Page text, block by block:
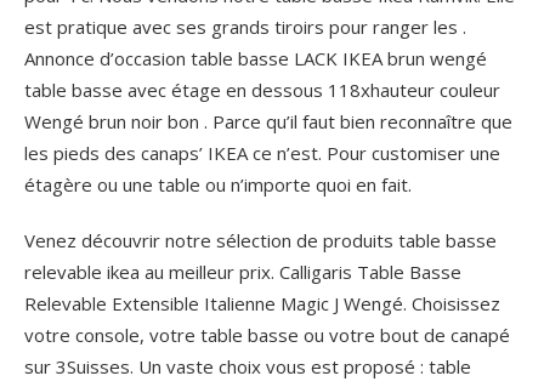
est pratique avec ses grands tiroirs pour ranger les .
Annonce d’occasion table basse LACK IKEA brun wengé
table basse avec étage en dessous 118xhauteur couleur
Wengé brun noir bon . Parce qu’il faut bien reconnaître que
les pieds des canaps’ IKEA ce n’est. Pour customiser une
étagère ou une table ou n’importe quoi en fait.
Venez découvrir notre sélection de produits table basse
relevable ikea au meilleur prix. Calligaris Table Basse
Relevable Extensible Italienne Magic J Wengé. Choisissez
votre console, votre table basse ou votre bout de canapé
sur 3Suisses. Un vaste choix vous est proposé : table